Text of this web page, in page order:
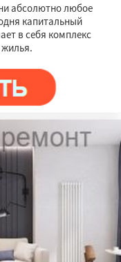
абсолютно любое
капитальный
в себя комплекс